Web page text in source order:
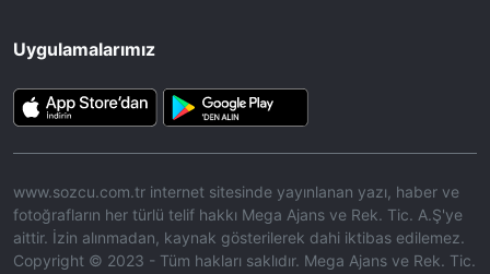
Uygulamalarımız
www.sozcu.com.tr internet sitesinde yayınlanan yazı, haber ve
fotoğrafların her türlü telif hakkı Mega Ajans ve Rek. Tic. A.Ş'ye
aittir. İzin alınmadan, kaynak gösterilerek dahi iktibas edilemez.
Copyright © 2023 - Tüm hakları saklıdır. Mega Ajans ve Rek. Tic.